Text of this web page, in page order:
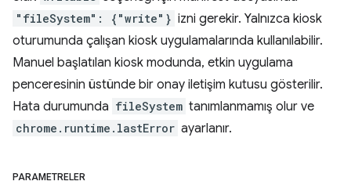
"fileSystem": {"write"} izni gerekir. Yalnızca kiosk
oturumunda çalışan kiosk uygulamalarında kullanılabilir.
Manuel başlatılan kiosk modunda, etkin uygulama
penceresinin üstünde bir onay iletişim kutusu gösterilir.
Hata durumunda fileSystem tanımlanmamış olur ve
chrome.runtime.lastError ayarlanır.
PARAMETRELER